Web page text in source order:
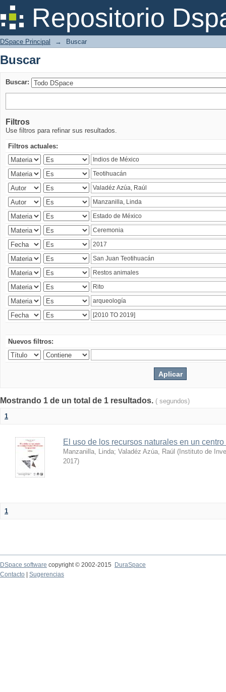
Repositorio
Buscar
DSpace Principal → Buscar
Buscar
Buscar:
Filtros
Use filtros para refinar sus resultados.
Filtros actuales:
Nuevos filtros:
Mostrando 1 de un total de 1 resultados. ( segundos)
1
El uso de los recursos naturales en un
Manzanilla, Linda; Valadéz Azúa, Raúl ( Instituto de
2017)
1
DSpace software copyright © 2002-2015
DuraSpace
Contacto
Sugerencias